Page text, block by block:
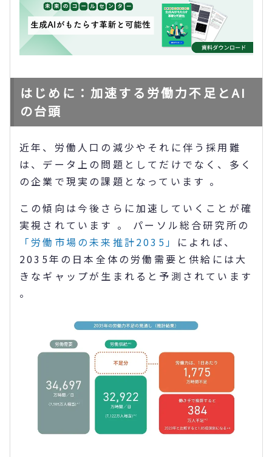
はじめに：加速する労働力不足とAI
の台頭
近年、労働人口の減少やそれに伴う採用難
は、データ上の問題としてだけでなく、多く
の企業で現実の課題となっています 。
この傾向は今後さらに加速していくことが確
実視されています 。 パーソル総合研究所の
「労働市場の未来推計2035」 によれば、
2035年の日本全体の労働需要と供給には大
きなギャップが生まれると予測されています
。